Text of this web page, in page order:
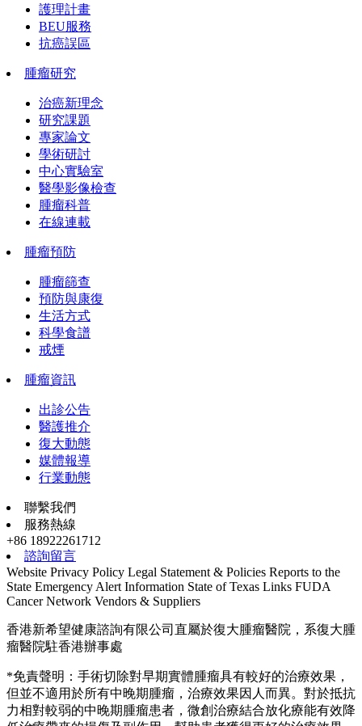
護理計畫
BEU服務
抗癌誤區
腫瘤研究
治癌新理念
研究課題
專家論文
學術研討
中心實驗室
醫學影像檢查
腫瘤科普
在線連載
腫瘤預防
腫瘤篩查
預防與康復
生活方式
科學食譜
戒煙
腫瘤資訊
出診公告
醫護推介
復大動態
媒體報導
行業動態
聯繫我們
服務熱線
+86 18922261712
諮詢留言
Website Privacy Policy Legal Statement & Policies Reports to the
State Emergency Alert Information State of Texas Links FUDA
Cancer Network Vendors & Suppliers
香港新希望健康諮詢有限公司直屬於復大腫瘤醫院，系復大腫
瘤醫院駐香港辦事處
*免責聲明：手術切除對早期實體腫瘤具有較好的治療效果，
但並不適用於所有中晚期腫瘤，治療效果因人而異。對於抵抗
力相對較弱的中晚期腫瘤患者，微創治療結合放化療能有效降